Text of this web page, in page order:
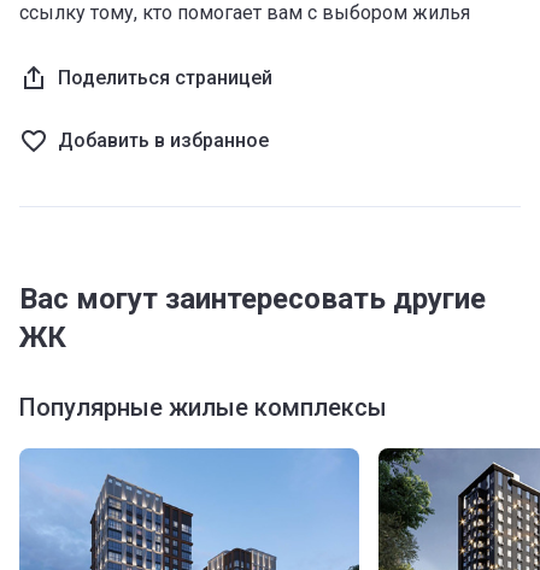
ссылку тому, кто помогает вам с выбором жилья
Поделиться страницей
Добавить в избранное
Вас могут заинтересовать другие
ЖК
Популярные жилые комплексы